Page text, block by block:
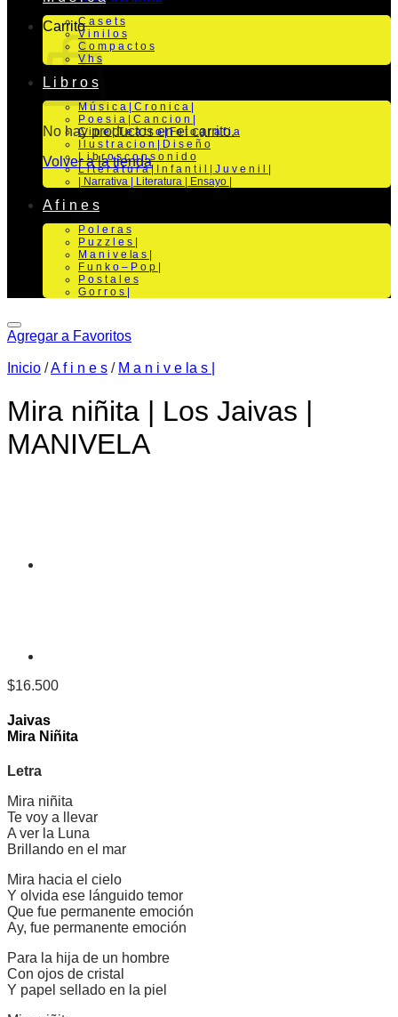
Carrito
No hay productos en el carrito.
Volver a la tienda
C a s e t s
V i n i l o s
C o m p a c t o s
V h s
L i b r o s
M ú s i c a | C r o n i c a |
P o e s i a | C a n c i o n |
C i n e | T e a t r o | Fo t o g r a f i a
I l u s t r a c i o n | D i s e ñ o
L i b r o s c o n s o n i d o
L i t e r a t u r a | I n f a n t i l | J u v e n i l |
| Narrativa | Literatura | Ensayo |
A f i n e s
P o l e r a s
P u z z l e s |
M a n i v e la s |
F u n k o – P o p |
P o s t a l e s
G o r r o s |
Agregar a Favoritos
Inicio /A f i n e s / M a n i v e la s |
Mira niñita | Los Jaivas |
MANIVELA
$16.500
Jaivas
Mira Niñita
Letra
Mira niñita
Te voy a llevar
A ver la Luna
Brillando en el mar
Mira hacia el cielo
Y olvida ese lánguido temor
Que fue permanente emoción
Ay, fue permanente emoción
Para la hija de un hombre
Con ojos de cristal
Y papel sellado en la piel